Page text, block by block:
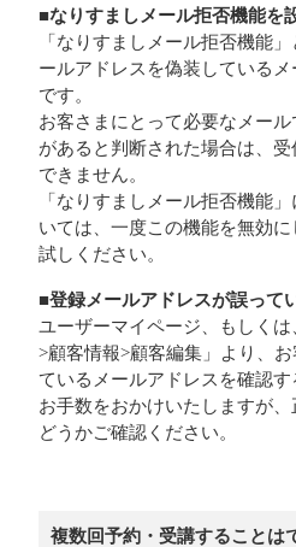
■なりすましメール拒否機能を
「なりすましメール拒否機能
ールアドレスを偽装している
です。
お客さまにとって必要なメー
があると判断された場合は、
できません。
「なりすましメール拒否機能
いては、一度この機能を無効
試しください。
■登録メールアドレスが誤って
ユーザーマイページ、もしく
>顧客情報>顧客編集」より、
ているメールアドレスを確認す
お手数をおかけいたしますが
どうかご確認ください。
複数回予約・受講することは